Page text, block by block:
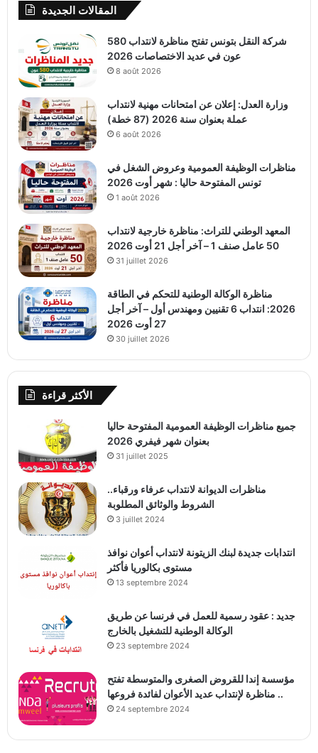
المقالات الجديدة
شركة النقل بتونس تفتح مناظرة لانتداب 580
عون في عديد الاختصاصات 2026
8 août 2026
وزارة العدل: إعلان عن امتحانات مهنية لانتداب
عملة بعنوان سنة 2026 (87 خطة)
6 août 2026
مناظرات الوظيفة العمومية وعروض الشغل في
تونس المفتوحة حاليا : شهر أوت 2026
1 août 2026
المعهد الوطني للتراث: مناظرة خارجية لانتداب
50 عامل صنف 1 – آخر أجل 21 أوت 2026
31 juillet 2026
مناظرة الوكالة الوطنية للتحكم في الطاقة
2026: انتداب 6 تقنيين ومهندس أول – آخر أجل
27 أوت 2026
30 juillet 2026
الأكثر قراءة
جميع مناظرات الوظيفة العمومية المفتوحة حاليا
بعنوان شهر فيفري 2026
31 juillet 2025
مناظرات الديوانة لانتداب عرفاء ورقباء..
الشروط والوثائق المطلوبة
3 juillet 2024
انتدابات جديدة لبنك الزيتونة لانتداب أعوان نوافذ
مستوى بكالوريا فأكثر
13 septembre 2024
جديد : عقود رسمية للعمل في فرنسا عن طريق
الوكالة الوطنية للتشغيل بالخارج
23 septembre 2024
مؤسسة إندا للقروض الصغرى والمتوسطة تفتح
مناظرة لإنتداب عديد الأعوان لفائدة فروعها ..
24 septembre 2024